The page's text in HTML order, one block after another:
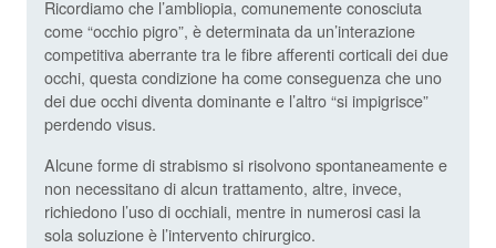
Ricordiamo che l’ambliopia, comunemente conosciuta
come “occhio pigro”, è determinata da un’interazione
competitiva aberrante tra le fibre afferenti corticali dei due
occhi, questa condizione ha come conseguenza che uno
dei due occhi diventa dominante e l’altro “si impigrisce”
perdendo visus.
Alcune forme di strabismo si risolvono spontaneamente e
non necessitano di alcun trattamento, altre, invece,
richiedono l’uso di occhiali, mentre in numerosi casi la
sola soluzione è l’intervento chirurgico.